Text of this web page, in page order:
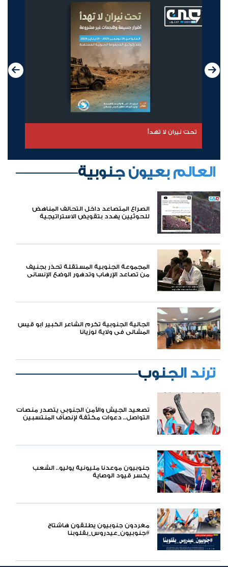
العبور إلى الظلام
العالم بعيون جنوبية
الصراع المتصاعد داخل التحالف المناهض
للحوثيين يهدد بتقويض الاستراتيجية
المجموعة الجنوبية المستقلة تحذر بجنيف
من تصاعد الإرهاب وتدهور الوضع الإنساني
الجالية الجنوبية تكرم الشاعر الكبير ابو قيس
المشالي في ولاية لوزيانا
ترند الجنوب
تصعيد الجيش والأمن الجنوبي يتصدر منصات
التواصل.. دعوات مكثفة لإنصاف المنتسبين
جنوبيون موعدنا مليونية يوليو.. الشعب
يكسر قيود الوصاية
مغردون جنوبيون يطلقون هاشتاج
#جنوبيون_عيدروس_بقلوبنا